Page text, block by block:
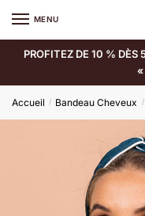
MENU
PROFITEZ DE 10 % DÈS
«
Accueil / Bandeau Cheveux /